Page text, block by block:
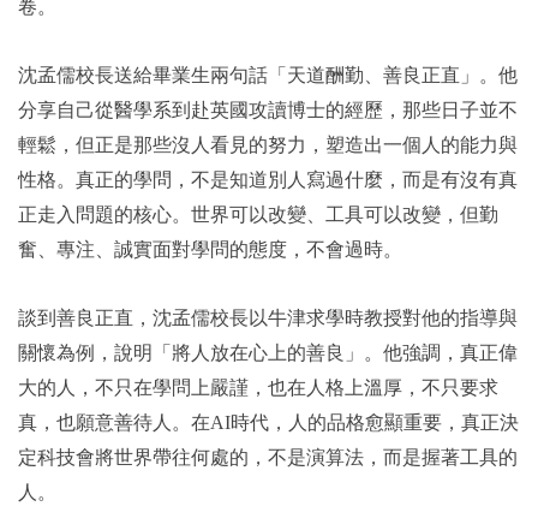
卷。
沈孟儒校長送給畢業生兩句話「天道酬勤、善良正直」。他
分享自己從醫學系到赴英國攻讀博士的經歷，那些日子並不
輕鬆，但正是那些沒人看見的努力，塑造出一個人的能力與
性格。真正的學問，不是知道別人寫過什麼，而是有沒有真
正走入問題的核心。世界可以改變、工具可以改變，但勤
奮、專注、誠實面對學問的態度，不會過時。
談到善良正直，沈孟儒校長以牛津求學時教授對他的指導與
關懷為例，說明「將人放在心上的善良」。他強調，真正偉
大的人，不只在學問上嚴謹，也在人格上溫厚，不只要求
真，也願意善待人。在AI時代，人的品格愈顯重要，真正決
定科技會將世界帶往何處的，不是演算法，而是握著工具的
人。